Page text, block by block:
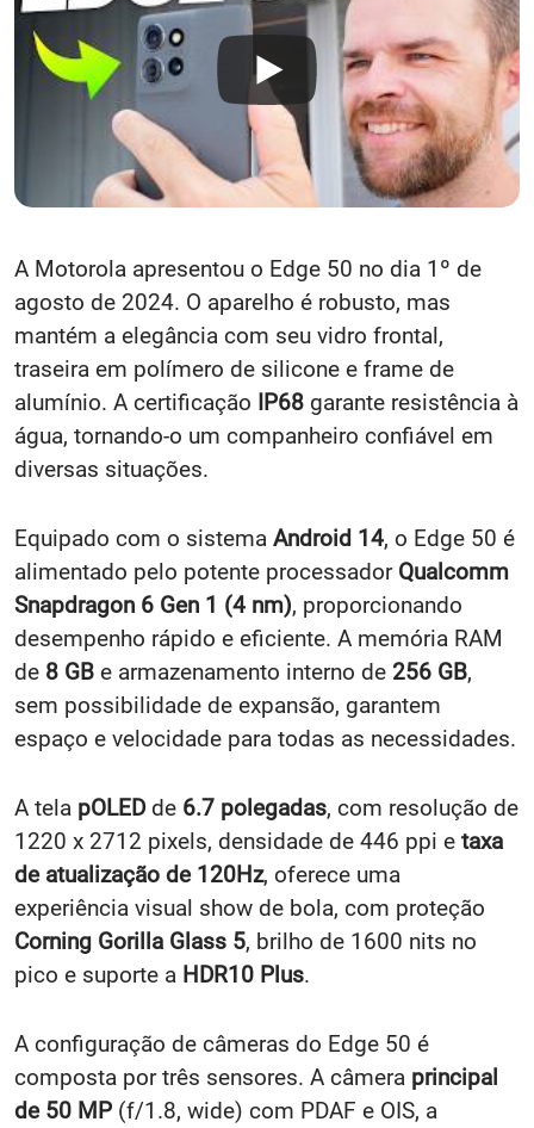
A Motorola apresentou o Edge 50 no dia 1º de
agosto de 2024. O aparelho é robusto, mas
mantém a elegância com seu vidro frontal,
traseira em polímero de silicone e frame de
alumínio. A certificação IP68 garante resistência à
água, tornando-o um companheiro confiável em
diversas situações.
Equipado com o sistema Android 14, o Edge 50 é
alimentado pelo potente processador Qualcomm
Snapdragon 6 Gen 1 (4 nm), proporcionando
desempenho rápido e eficiente. A memória RAM
de 8 GB e armazenamento interno de 256 GB,
sem possibilidade de expansão, garantem
espaço e velocidade para todas as necessidades.
A tela pOLED de 6.7 polegadas, com resolução de
1220 x 2712 pixels, densidade de 446 ppi e taxa
de atualização de 120Hz, oferece uma
experiência visual show de bola, com proteção
Corning Gorilla Glass 5, brilho de 1600 nits no
pico e suporte a HDR10 Plus.
A configuração de câmeras do Edge 50 é
composta por três sensores. A câmera principal
de 50 MP (f/1.8, wide) com PDAF e OIS, a